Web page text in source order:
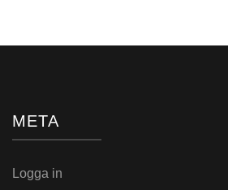
META
Logga in